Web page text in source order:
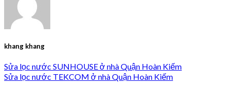
khang khang
Sửa lọc nước SUNHOUSE ở nhà Quận Hoàn Kiếm
Sửa lọc nước TEKCOM ở nhà Quận Hoàn Kiếm